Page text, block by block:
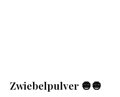
Zwiebelpulver 🧅🧅